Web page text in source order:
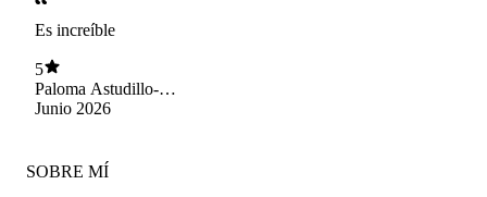
Es increíble
5
Paloma Astudillo-
Montenegro
Junio 2026
SOBRE MÍ